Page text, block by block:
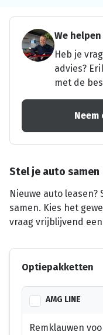
We
Heb je
advies?
met de
Stel je auto samen
Nieuwe auto
samen. Kies het
vraag vrijblijvend
Optiepakketten
AMG LINE
Remklauwen